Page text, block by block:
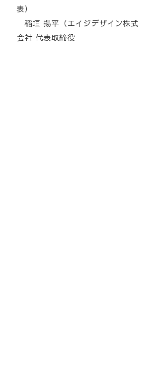
表）
稲垣 揚平（エイジデザイン株式
会社 代表取締役